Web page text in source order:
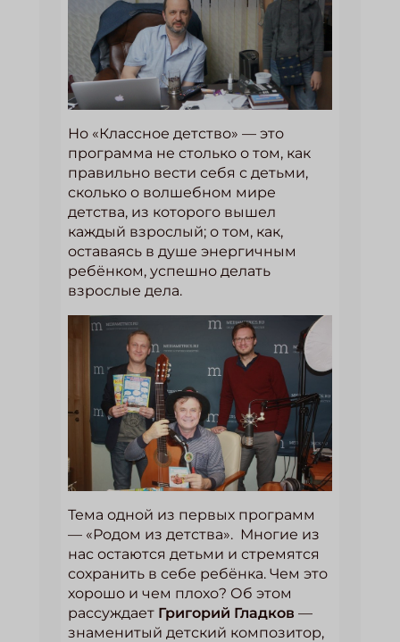
Но «Классное детство» — это
программа не столько о том, как
правильно вести себя с детьми,
сколько о волшебном мире
детства, из которого вышел
каждый взрослый; о том, как,
оставаясь в душе энергичным
ребёнком, успешно делать
взрослые дела.
Тема одной из первых программ
— «Родом из детства». Многие из
нас остаются детьми и стремятся
сохранить в себе ребёнка. Чем это
хорошо и чем плохо? Об этом
рассуждает Григорий Гладков —
знаменитый детский композитор,